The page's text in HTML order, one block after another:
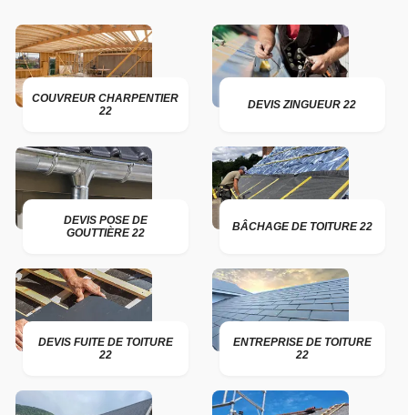
COUVREUR CHARPENTIER
22
DEVIS ZINGUEUR 22
DEVIS POSE DE
GOUTTIÈRE 22
BÂCHAGE DE TOITURE 22
DEVIS FUITE DE TOITURE
22
ENTREPRISE DE TOITURE
22